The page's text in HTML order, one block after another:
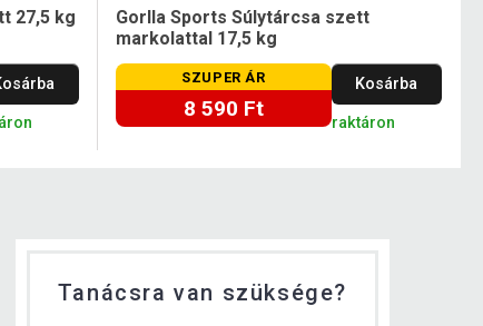
27,5 kg
Gorlla Sports Súlytárcsa szett
markolattal 17,5 kg
SZUPER ÁR
8 590 Ft
Kosárba
raktáron
Tanácsra van szüksége?